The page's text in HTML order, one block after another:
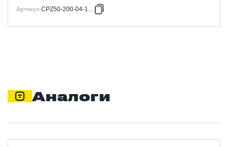
Артикул:CPZ50-200-04-1-06
Аналоги